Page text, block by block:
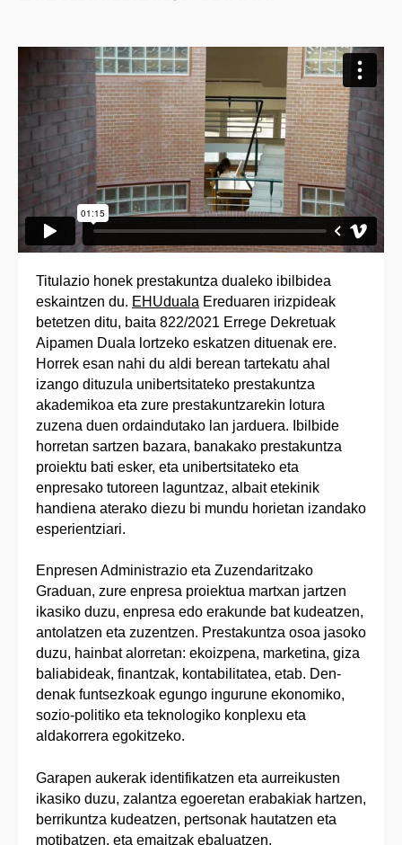
Titulazio honek prestakuntza dualeko ibilbidea
eskaintzen du. EHUduala Ereduaren irizpideak
betetzen ditu, baita 822/2021 Errege Dekretuak
Aipamen Duala lortzeko eskatzen dituenak ere.
Horrek esan nahi du aldi berean tartekatu ahal
izango dituzula unibertsitateko prestakuntza
akademikoa eta zure prestakuntzarekin lotura
zuzena duen ordaindutako lan jarduera. Ibilbide
horretan sartzen bazara, banakako prestakuntza
proiektu bati esker, eta unibertsitateko eta
enpresako tutoreen laguntzaz, albait etekinik
handiena aterako diezu bi mundu horietan izandako
esperientziari.
Enpresen Administrazio eta Zuzendaritzako
Graduan, zure enpresa proiektua martxan jartzen
ikasiko duzu, enpresa edo erakunde bat kudeatzen,
antolatzen eta zuzentzen. Prestakuntza osoa jasoko
duzu, hainbat alorretan: ekoizpena, marketina, giza
baliabideak, finantzak, kontabilitatea, etab. Den-
denak funtsezkoak egungo ingurune ekonomiko,
sozio-politiko eta teknologiko konplexu eta
aldakorrera egokitzeko.
Garapen aukerak identifikatzen eta aurreikusten
ikasiko duzu, zalantza egoeretan erabakiak hartzen,
berrikuntza kudeatzen, pertsonak hautatzen eta
motibatzen, eta emaitzak ebaluatzen.